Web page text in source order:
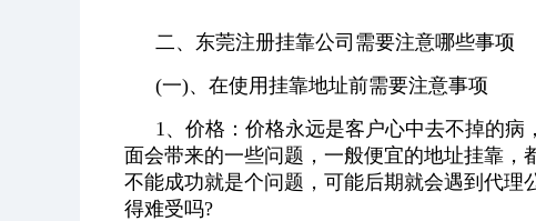
二、东莞注册挂靠公司需要注意哪些事项
(一)、在使用挂靠地址前需要注意事项
1、价格：价格永远是客户心中去不掉的
面会带来的一些问题，一般便宜的地址挂靠
不能成功就是个问题，可能后期就会遇到代
得难受吗?